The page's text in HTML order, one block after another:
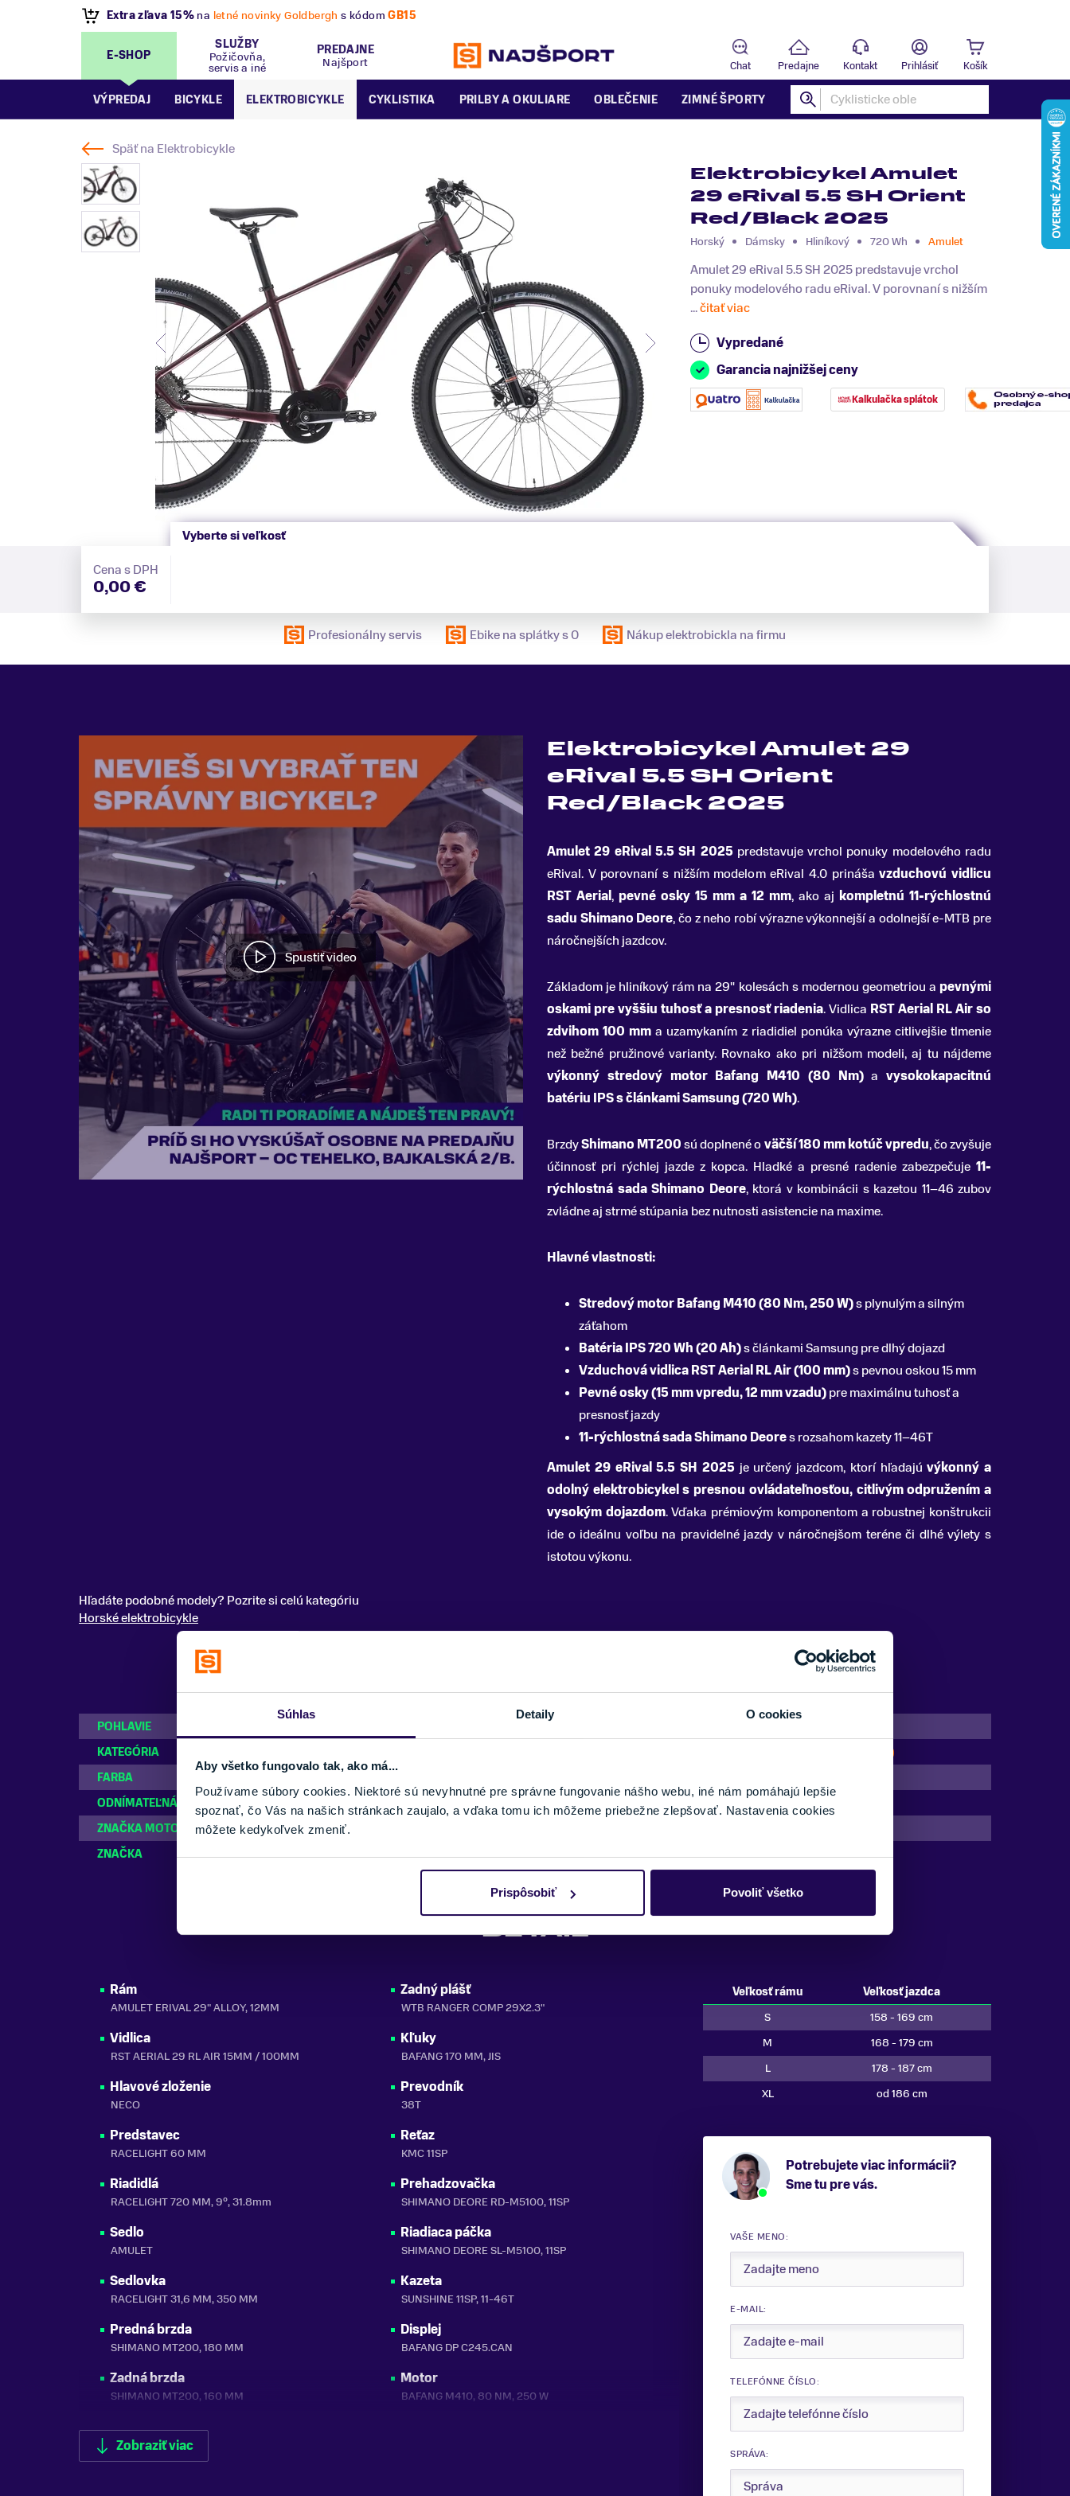
Súhlas Detaily O cookies
Aby všetko fungovalo tak, ako má...
Používame súbory cookies. Niektoré sú nevyhnutné pre správne fungovanie nášho webu, iné nám pomáhajú lepšie
spoznať, čo Vás na našich stránkach zaujalo, a vďaka tomu ich môžeme priebežne zlepšovať. Nastavenia cookies
môžete kedykoľvek zmeniť.
Prispôsobiť Povoliť všetko
VÝPREDAJ- Zľavy až 70%.Pripravte sa na letnú a zimnú sezónu už dnes!
E-SHOP
SLUŽBY
Požičovňa,
servis a iné
PREDAJNE
Najšport
Chat Predajne Kontakt Prihlásiť Košík
VÝPREDAJ BICYKLE ELEKTROBICYKLE CYKLISTIKA PRILBY A OKULIARE OBLEČENIE ZIMNÉ ŠPORTY
Späť na Elektrobicykle
Elektrobicykel Amulet
29 eRival 5.5 SH Orient
Red/Black 2025
Horský Dámsky Hliníkový 720 Wh Amulet
Amulet 29 eRival 5.5 SH 2025 predstavuje vrchol
ponuky modelového radu eRival. V porovnaní s nižším
...čitať viac
Vypredané
Garancia najnižšej ceny
Kalkulačka splátok
Cena s DPH
0,00 €
Vyberte si veľkosť
Profesionálny servis Ebike na splátky s 0 Nákup elektrobickla na firmu
Spustiť video
Elektrobicykel Amulet 29
eRival 5.5 SH Orient
Red/Black 2025
Amulet 29 eRival 5.5 SH 2025predstavuje vrchol ponuky modelového radu
eRival. V porovnaní s nižším modelom eRival 4.0 prinášavzduchovú vidlicu
RST Aerial, pevné osky 15 mm a 12 mm, ako aj kompletnú 11-rýchlostnú
sadu Shimano Deore, čo z neho robí výrazne výkonnejší a odolnejší e-MTB pre
náročnejších jazdcov.
Základom je hliníkový rám na 29" kolesách s modernou geometriou a pevnými
oskami pre vyššiu tuhosť a presnosť riadenia. Vidlica RST Aerial RL Air so
zdvihom 100 mm a uzamykaním z riadidiel ponúka výrazne citlivejšie tlmenie
než bežné pružinové varianty. Rovnako ako pri nižšom modeli, aj tu nájdeme
výkonný stredový motor Bafang M410 (80 Nm)a vysokokapacitnú
batériu IPS s článkami Samsung (720 Wh).
BrzdyShimano MT200sú doplnené oväčší 180 mm kotúč vpredu, čo zvyšuje
účinnosť pri rýchlej jazde z kopca. Hladké a presné radenie zabezpečuje 11-
rýchlostná sada Shimano Deore, ktorá v kombinácii s kazetou 11–46 zubov
zvládne aj strmé stúpania bez nutnosti asistencie na maxime.
Hlavné vlastnosti:
Stredový motor Bafang M410 (80 Nm, 250 W)s plynulým a silným
záťahom
Batéria IPS 720 Wh (20 Ah)s článkami Samsung pre dlhý dojazd
Vzduchová vidlica RST Aerial RL Air (100 mm)s pevnou oskou 15 mm
Pevné osky (15 mm vpredu, 12 mm vzadu)pre maximálnu tuhosť a
presnosť jazdy
11-rýchlostná sada Shimano Deores rozsahom kazety 11–46T
Amulet 29 eRival 5.5 SH 2025je určený jazdcom, ktorí hľadajúvýkonný a
odolný elektrobicykel s presnou ovládateľnosťou, citlivým odpružením a
vysokým dojazdom. Vďaka prémiovým komponentom a robustnej konštrukcii
ide o ideálnu voľbu na pravidelné jazdy v náročnejšom teréne či dlhé výlety s
istotou výkonu.
Hľadáte podobné modely? Pozrite si celú kategóriu
Horské elektrobicykle
POHLAVIE
KATEGÓRIA
Predné odpruženie (Hardtail)
FARBA
Bordová
ODNÍMATEĽNÁ BATÉRIA
Áno KAPACITA BATÉRIE
720 Wh
ZNAČKA MOTORA
Bafang
ZNAČKA
Amulet
DETAIL
Rám
AMULET ERIVAL 29" ALLOY, 12MM
Vidlica
RST AERIAL 29 RL AIR 15MM / 100MM
Hlavové zloženie
NECO
Predstavec
RACELIGHT 60 MM
Riadidlá
RACELIGHT 720 MM, 9°, 31.8mm
Sedlo
AMULET
Sedlovka
RACELIGHT 31,6 MM, 350 MM
Predná brzda
SHIMANO MT200, 180 MM
Zadná brzda
SHIMANO MT200, 160 MM
Brzdové páčky
SHIMANO MT200
Zadný plášť
WTB RANGER COMP 29X2.3"
Kľuky
BAFANG 170 MM, JIS
Prevodník
38T
Reťaz
KMC 11SP
Prehadzovačka
SHIMANO DEORE RD-M5100, 11SP
Riadiaca páčka
SHIMANO DEORE SL-M5100, 11SP
Kazeta
SUNSHINE 11SP, 11-46T
Displej
BAFANG DP C245.CAN
Motor
BAFANG M410, 80 NM, 250 W
Zobraziť viac
Veľkosť rámu
Veľkosť jazdca
S
158 - 169 cm
M
168 - 179 cm
L
178 - 187 cm
XL
od 186 cm
Potrebujete viac informácii?
Sme tu pre vás.
VAŠE MENO:
E-MAIL:
TELEFÓNNE ČÍSLO:
SPRÁVA: